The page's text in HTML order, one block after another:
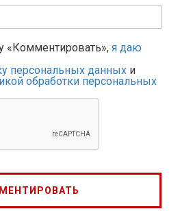
«Комментировать», я даю
персональных данных и
обработки персональных